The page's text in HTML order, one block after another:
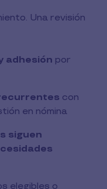
Una revisión
adhesión por
con
en nómina
siguen
elegibles o